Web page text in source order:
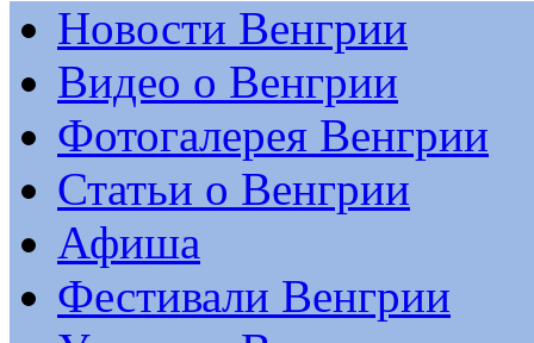
Новости Венгрии
Видео о Венгрии
Фотогалерея Венгрии
Статьи о Венгрии
Афиша
Фестивали Венгрии